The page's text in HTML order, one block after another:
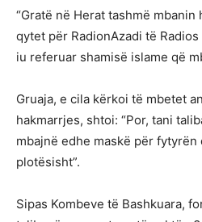
“Gratë në Herat tashmë mbanin
qytet për RadionAzadi të Radios
iu referuar shamisë islame që
Gruaja, e cila kërkoi të mbetet
hakmarrjes, shtoi: “Por, tani
mbajnë edhe maskë për
plotësisht”.
Sipas Kombeve të Bashkuara,